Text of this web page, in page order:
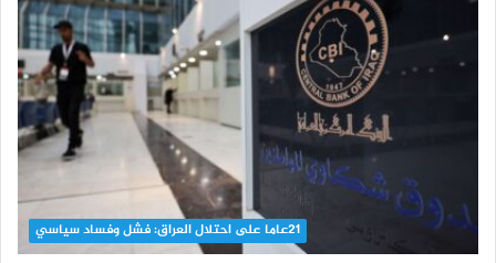
21عاما على احتلال العراق: فشل وفساد سياسي